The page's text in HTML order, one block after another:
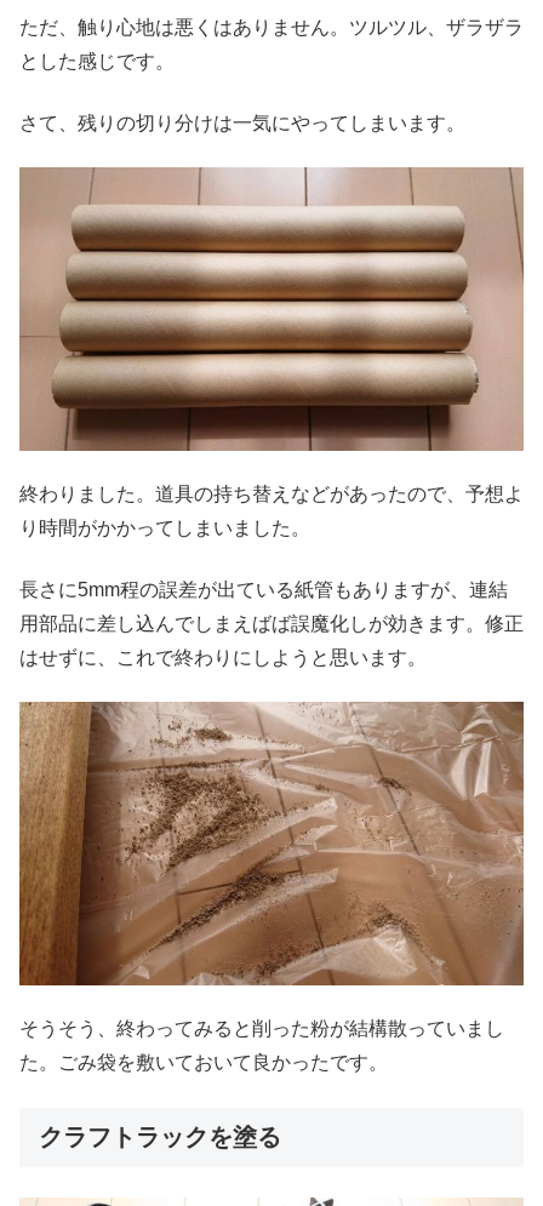
ただ、触り心地は悪くはありません。ツルツル、ザラザラ
とした感じです。
さて、残りの切り分けは一気にやってしまいます。
終わりました。道具の持ち替えなどがあったので、予想よ
り時間がかかってしまいました。
長さに5mm程の誤差が出ている紙管もありますが、連結
用部品に差し込んでしまえばば誤魔化しが効きます。修正
はせずに、これで終わりにしようと思います。
そうそう、終わってみると削った粉が結構散っていまし
た。ごみ袋を敷いておいて良かったです。
クラフトラックを塗る